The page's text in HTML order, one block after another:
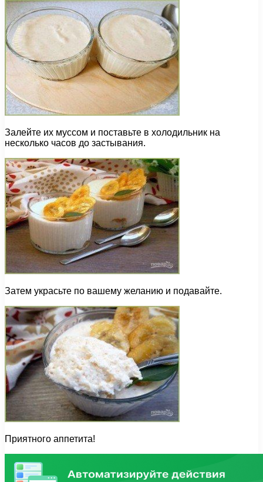
Залейте их муссом и поставьте в холодильник на
несколько часов до застывания.
Затем украсьте по вашему желанию и подавайте.
Приятного аппетита!